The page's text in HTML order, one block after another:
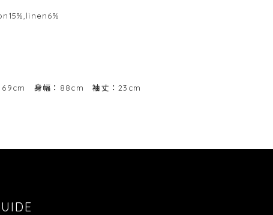
69cm 身幅：88cm 袖丈：23cm